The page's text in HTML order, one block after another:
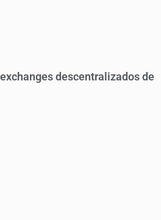
descentralizados de